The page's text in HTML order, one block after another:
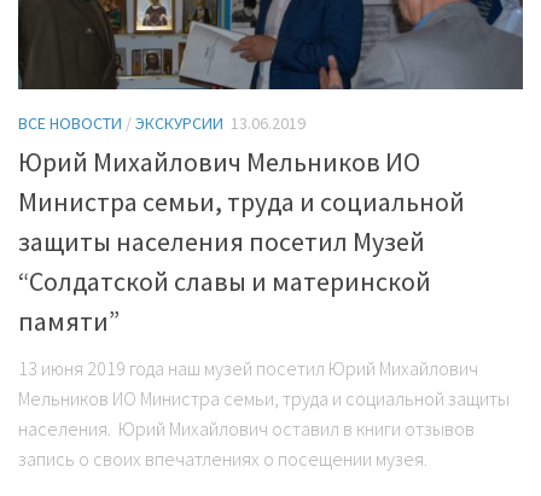
ВСЕ НОВОСТИ /ЭКСКУРСИИ 13.06.2019
Юрий Михайлович Мельников ИО
Министра семьи, труда и социальной
защиты населения посетил Музей
“Солдатской славы и материнской
памяти”
13 июня 2019 года наш музей посетил Юрий Михайлович
Мельников ИО Министра семьи, труда и социальной защиты
населения. Юрий Михайлович оставил в книги отзывов
запись о своих впечатлениях о посещении музея.